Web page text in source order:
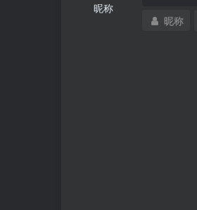
昵称
昵称